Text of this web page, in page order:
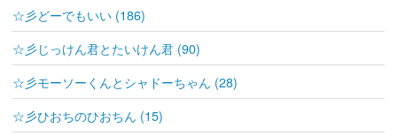
☆彡どーでもいい (186)
☆彡じっけん君とたいけん君 (90)
☆彡モーソーくんとシャドーちゃん (28)
☆彡ひおちのひおちん (15)